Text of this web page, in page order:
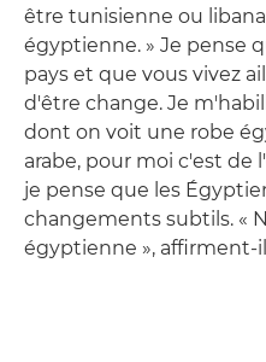
être tunisienne ou
égyptienne. » Je pense
pays et que vous vivez
d'être change. Je
dont on voit une robe
arabe, pour moi c'est de
je pense que les
changements subtils. «
égyptienne », affirment-